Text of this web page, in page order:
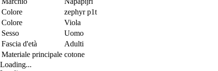
Colore
zephyr p1t
Colore
Viola
Sesso
Uomo
Fascia d'età
Adulti
Materiale principale cotone
Loading...